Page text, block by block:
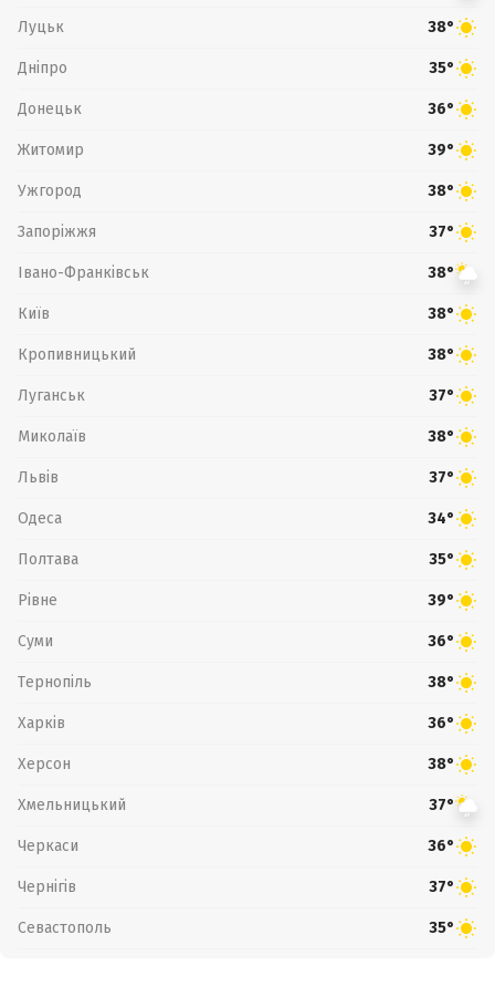
Луцьк 38°
Дніпро 35°
Донецьк 36°
Житомир 39°
Ужгород 38°
Запоріжжя 37°
Івано-Франківськ 38°
Київ 38°
Кропивницький 38°
Луганськ 37°
Миколаїв 38°
Львів 37°
Одеса 34°
Полтава 35°
Рівне 39°
Суми 36°
Тернопіль 38°
Харків 36°
Херсон 38°
Хмельницький 37°
Черкаси 36°
Чернігів 37°
Севастополь 35°